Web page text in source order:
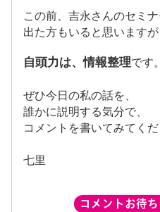
この前、吉永さんのセミナ
出た方もいると思いますが
自頭力は、情報整理です。
ぜひ今日の私の話を、
誰かに説明する気分で、
コメントを書いてみてくだ
七里
コメントお待